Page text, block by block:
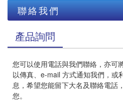
聯絡我們
產品詢問
聯絡我們
異業結盟
其他問題
產品詢問
您可以使用電話與我們聯絡，亦可
以傳真、e-mail 方式通知我們，或
息，希望您能留下大名及聯絡電話
您。